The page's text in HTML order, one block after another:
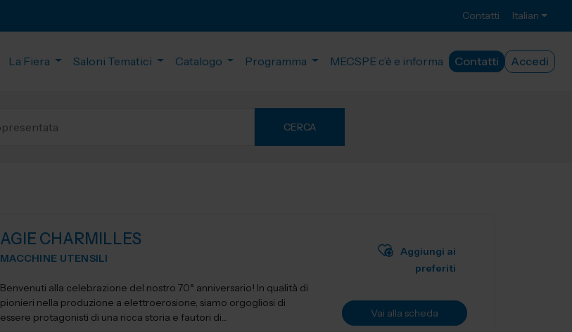
Contatti Italian
La Fiera Saloni Tematici Catalogo Programma MECSPE c’è e informa Contatti Accedi
CERCA
AGIE CHARMILLES
MACCHINE UTENSILI
Benvenuti alla celebrazione del nostro 70° anniversario! In qualità di
pionieri nella produzione a elettroerosione, siamo orgogliosi di
essere protagonisti di una ricca storia e fautori di...
Aggiungi ai
preferiti
Vai alla scheda